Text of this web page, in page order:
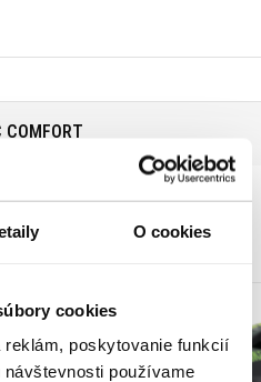
O cookies
cookies
reklám, poskytovanie funkcií
používame
COMFORT
Velkost S/M